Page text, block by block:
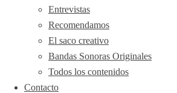
Entrevistas
Recomendamos
El saco creativo
Bandas Sonoras Originales
Todos los contenidos
Contacto